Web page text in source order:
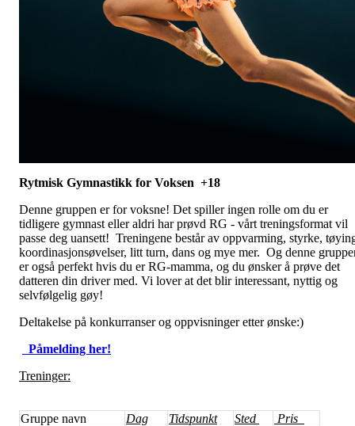
Rytmisk Gymnastikk for Voksen +18
Denne gruppen er for voksne! Det spiller ingen rolle om du er
tidligere gymnast eller aldri har prøvd RG - vårt treningsformat vil
passe deg uansett! Treningene består av oppvarming, styrke,
koordinasjonsøvelser, litt turn, dans og mye mer. Og denne
er også perfekt hvis du er RG-mamma, og du ønsker å prøve det
datteren din driver med. Vi lover at det blir interessant, nyttig og
selvfølgelig gøy!
Deltakelse på konkurranser og oppvisninger etter ønske:)
Påmelding her!
Treninger:
Gruppe navn Dag Tidspunkt Sted
Pris